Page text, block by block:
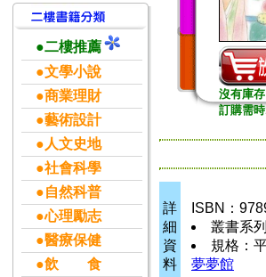
●二樓推薦
●文學小說
●商業理財
●藝術設計
●人文史地
●社會科學
●自然科普
●心理勵志
●醫療保健
●飲 食
沒有庫存
訂購需
詳
細
資
料
ISBN：
叢書系列
規格：
夢夢館